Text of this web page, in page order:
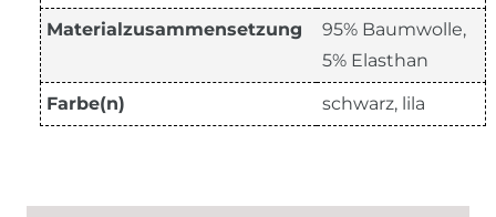
Materialzusammensetzung
95% Baumwolle,
5% Elasthan
Farbe(n) schwarz, lila